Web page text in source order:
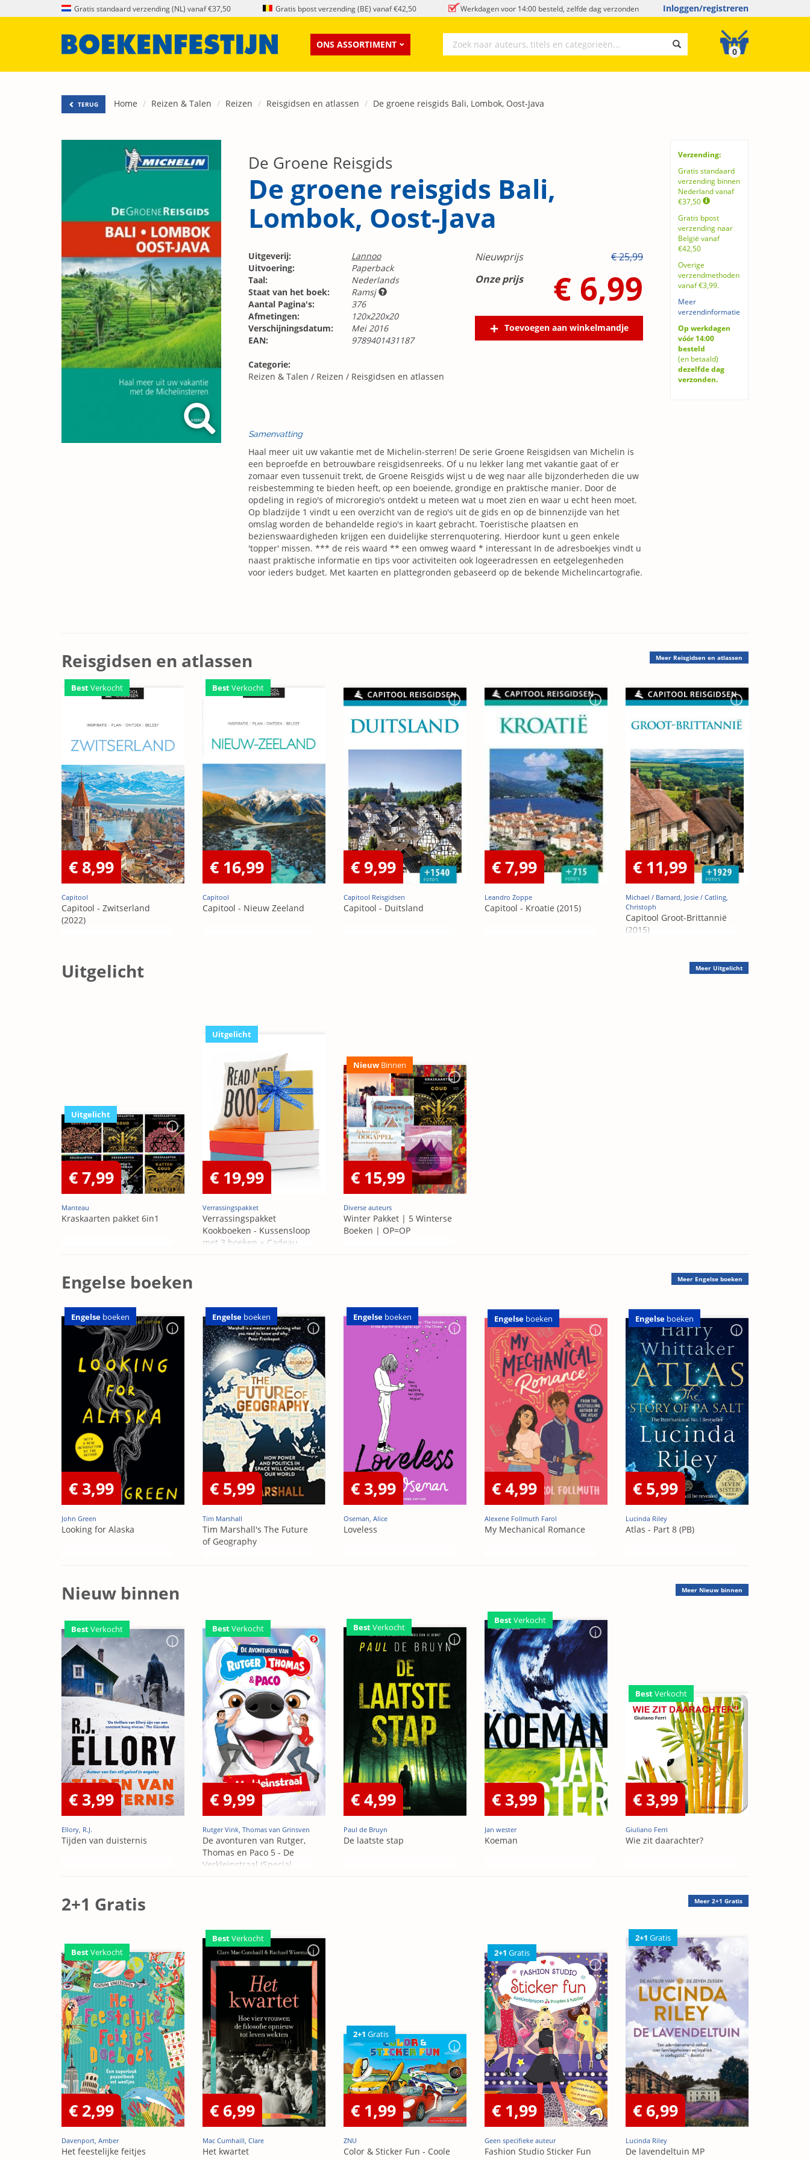
Gratis standaard verzending (NL) vanaf €37,50 Gratis bpost verzending (BE) vanaf €42,50 Werkdagen voor 14:00 besteld, zelfde dag verzonden Inloggen/registreren
ONS ASSORTIMENT
0
TERUG Home Reizen & Talen Reizen Reisgidsen en atlassen De groene reisgids Bali, Lombok, Oost-Java
Verzending:
Gratis standaard
verzending binnen
Nederland vanaf
€37,50
Gratis bpost
verzending naar
België vanaf
€42,50
Overige
verzendmethoden
vanaf €3,99.
Meer
verzendinformatie
Op werkdagen
vóór 14:00
besteld
(en betaald)
dezelfde dag
verzonden.
De Groene Reisgids
De groene reisgids Bali,
Lombok, Oost-Java
Uitgeverij:
Lannoo
Uitvoering:
Paperback
Taal:
Nederlands
Staat van het boek:
Ramsj
Aantal Pagina's:
376
Afmetingen:
120x220x20
Verschijningsdatum:
Mei 2016
EAN:
9789401431187
Nieuwprijs
€ 25,99
Onze prijs
€ 6,99
Toevoegen aan winkelmandje
Categorie:
Reizen & Talen / Reizen / Reisgidsen en atlassen
Samenvatting
Haal meer uit uw vakantie met de Michelin-sterren! De serie Groene Reisgidsen van Michelin is
een beproefde en betrouwbare reisgidsenreeks. Of u nu lekker lang met vakantie gaat of er
zomaar even tussenuit trekt, de Groene Reisgids wijst u de weg naar alle bijzonderheden die uw
reisbestemming te bieden heeft, op een boeiende, grondige en praktische manier. Door de
opdeling in regio's of microregio's ontdekt u meteen wat u moet zien en waar u echt heen moet.
Op bladzijde 1 vindt u een overzicht van de regio's uit de gids en op de binnenzijde van het
omslag worden de behandelde regio's in kaart gebracht. Toeristische plaatsen en
bezienswaardigheden krijgen een duidelijke sterrenquotering. Hierdoor kunt u geen enkele
'topper' missen. *** de reis waard ** een omweg waard * interessant In de adresboekjes vindt u
naast praktische informatie en tips voor activiteiten ook logeeradressen en eetgelegenheden
voor ieders budget. Met kaarten en plattegronden gebaseerd op de bekende Michelincartografie.
Reisgidsen en atlassen Meer Reisgidsen en atlassen
BestVerkocht
€ 8,99
Capitool
Capitool - Zwitserland
(2022)
BestVerkocht
€ 16,99
Capitool
Capitool - Nieuw Zeeland
€ 9,99
Capitool Reisgidsen
Capitool - Duitsland
€ 7,99
Leandro Zoppe
Capitool - Kroatie (2015)
€ 11,99
Michael / Barnard, Josie / Catling,
Christoph
Capitool Groot-Brittannië
(2015)
Uitgelicht Meer Uitgelicht
Uitgelicht
€ 7,99
Manteau
Kraskaarten pakket 6in1
Uitgelicht
€ 19,99
Verrassingspakket
Verrassingspakket
Kookboeken - Kussensloop
met 3 boeken + Cadeau
Nieuw Binnen
€ 15,99
Diverse auteurs
Winter Pakket | 5 Winterse
Boeken | OP=OP
Engelse boeken Meer Engelse boeken
Engelse boeken
€ 3,99
John Green
Looking for Alaska
Engelse boeken
€ 5,99
Tim Marshall
Tim Marshall's The Future
of Geography
Engelse boeken
€ 3,99
Oseman, Alice
Loveless
Engelse boeken
€ 4,99
Alexene Follmuth Farol
My Mechanical Romance
Engelse boeken
€ 5,99
Lucinda Riley
Atlas - Part 8 (PB)
Nieuw binnen Meer Nieuw binnen
BestVerkocht
€ 3,99
Ellory, R.J.
Tijden van duisternis
BestVerkocht
€ 9,99
Rutger Vink, Thomas van Grinsven
De avonturen van Rutger,
Thomas en Paco 5 - De
Verkleinstraal (Special
BestVerkocht
€ 4,99
Paul de Bruyn
De laatste stap
BestVerkocht
€ 3,99
Jan wester
Koeman
BestVerkocht
€ 3,99
Giuliano Ferri
Wie zit daarachter?
2+1 Gratis Meer 2+1 Gratis
BestVerkocht
€ 2,99
Davenport, Amber
Het feestelijke feitjes
BestVerkocht
€ 6,99
Mac Cumhaill, Clare
Het kwartet
2+1 Gratis
€ 1,99
ZNU
Color & Sticker Fun - Coole
2+1 Gratis
€ 1,99
Geen specifieke auteur
Fashion Studio Sticker Fun
2+1 Gratis
€ 6,99
Lucinda Riley
De lavendeltuin MP